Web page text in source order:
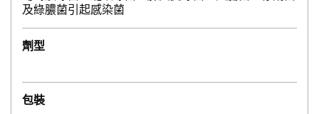
及綠膿菌引起感染菌
劑型
包裝